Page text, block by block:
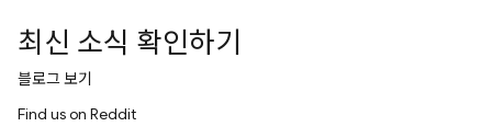
최신 소식 확인하기
블로그 보기
Find us on Reddit